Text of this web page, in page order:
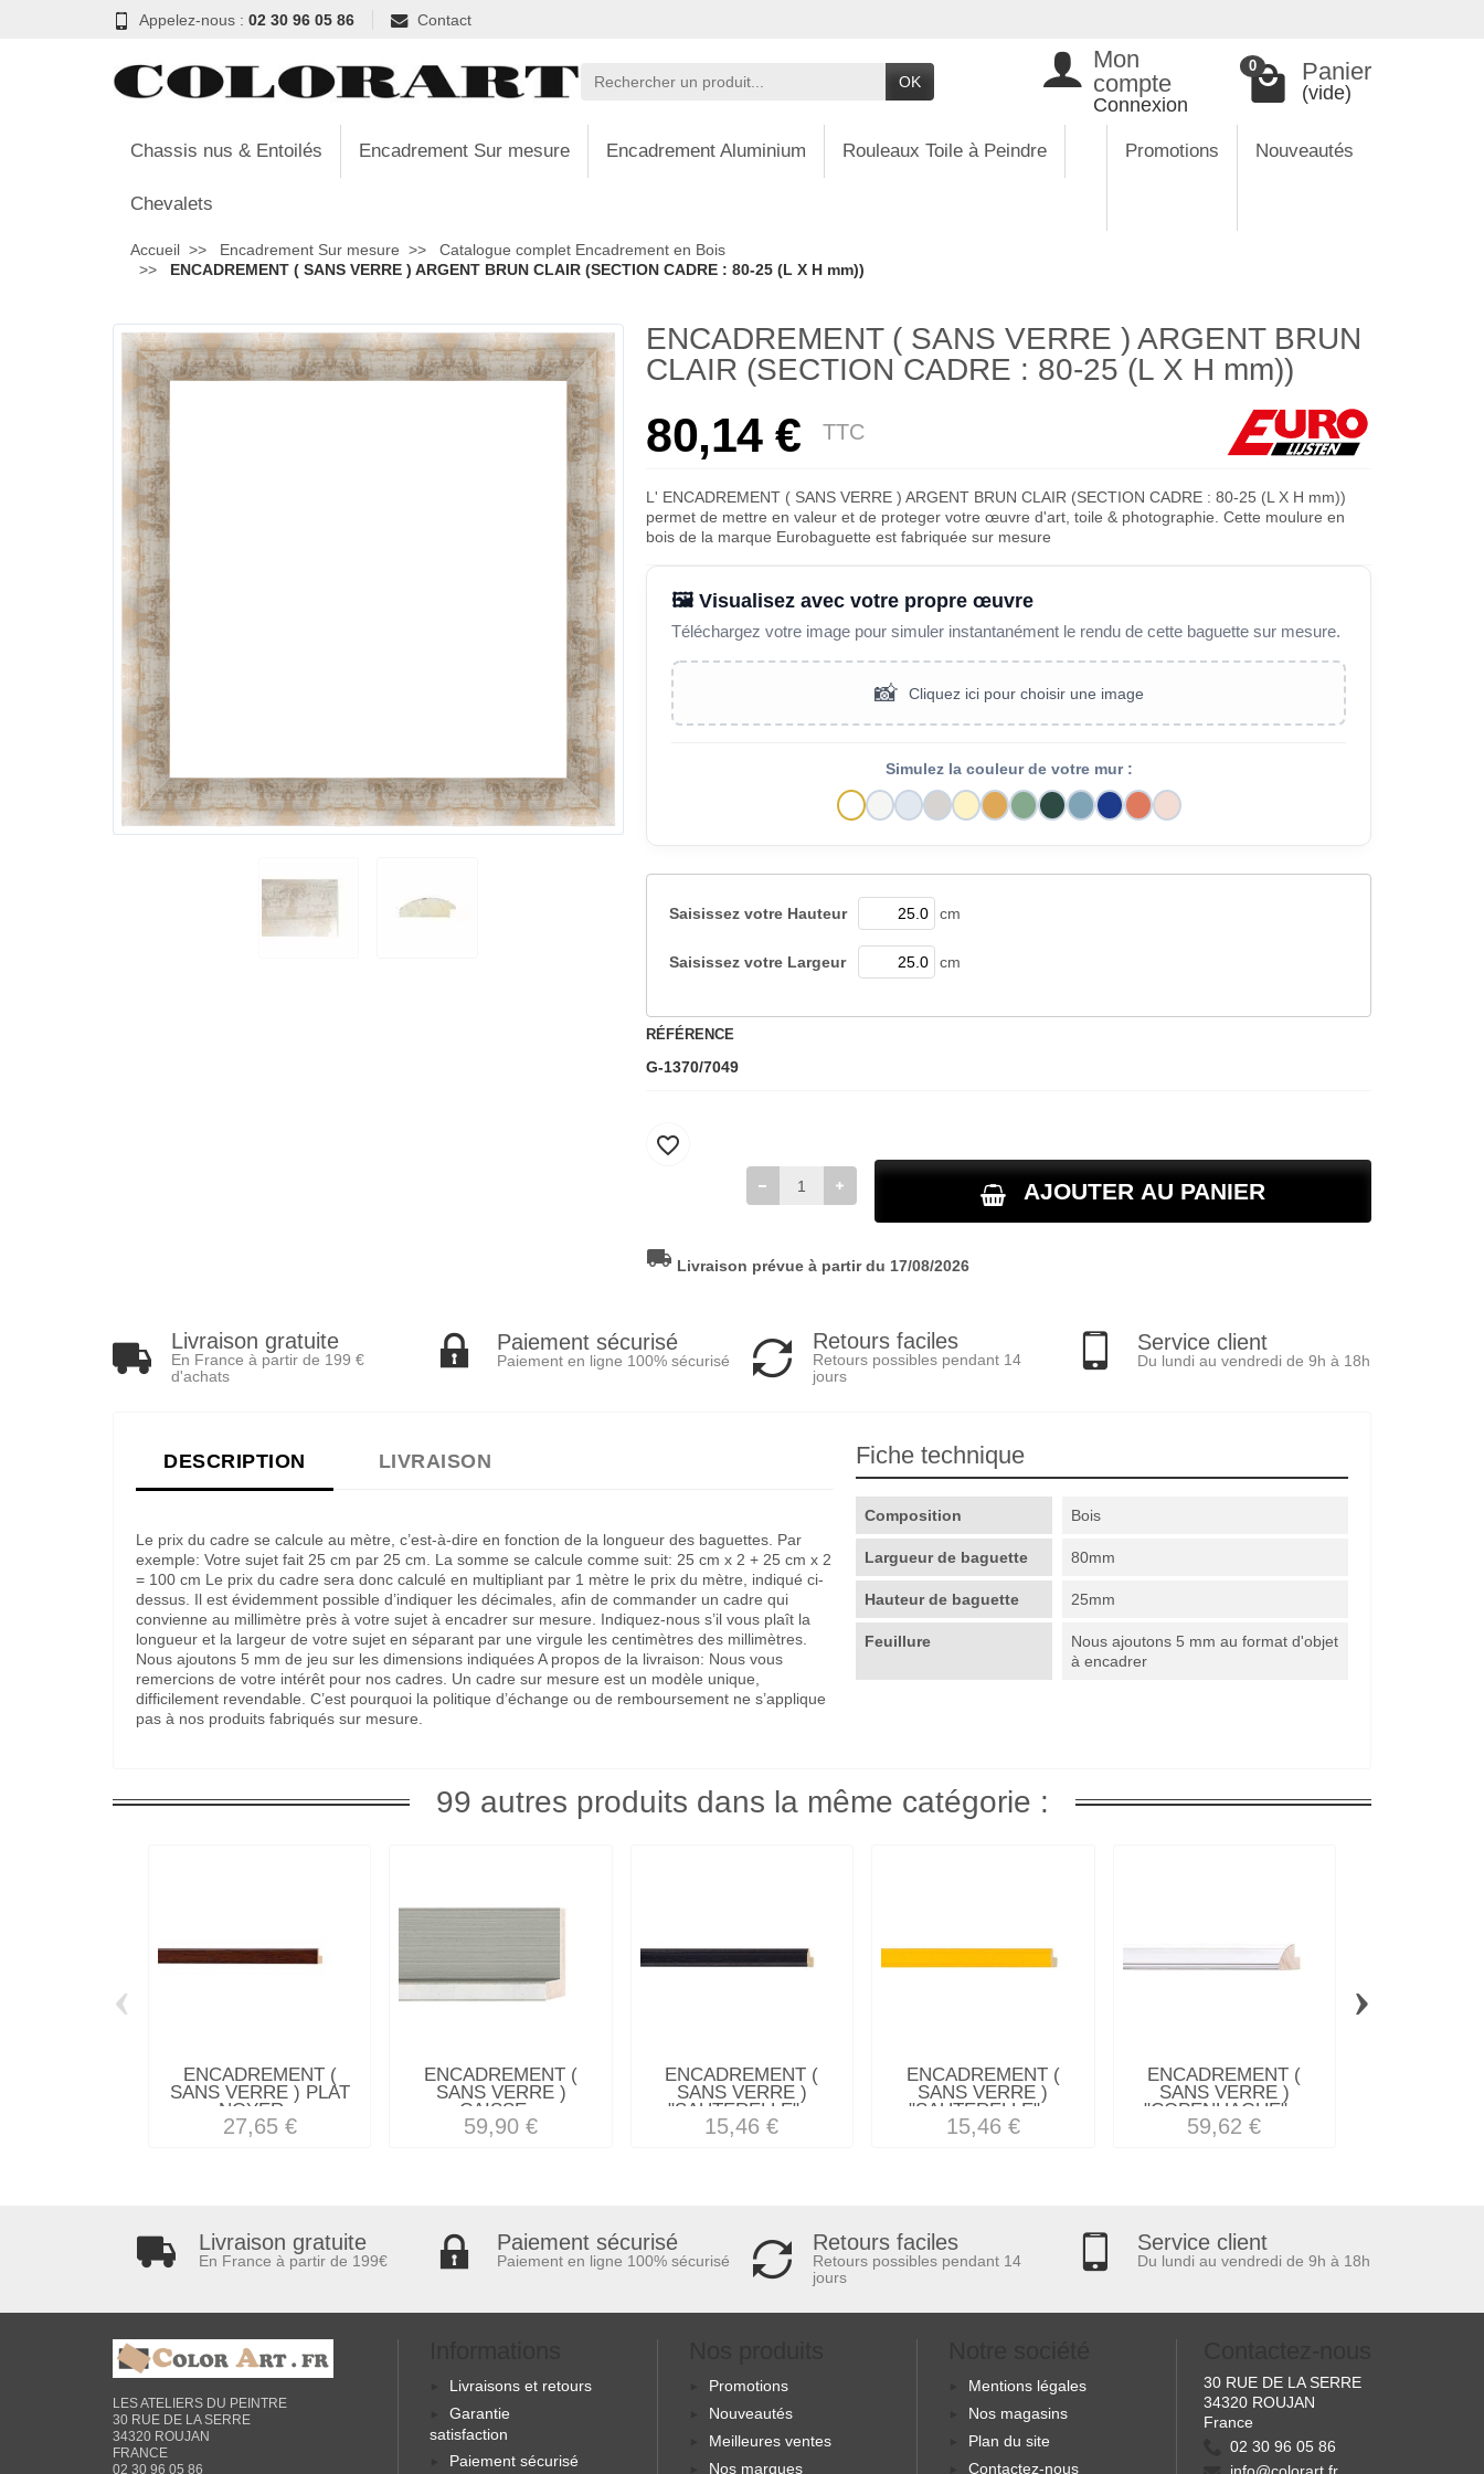
Appelez-nous : 02 30 96 05 86 Contact
OK
Mon
compte
Connexion
0 Panier
(vide)
Chassis nus & Entoilés Encadrement Sur mesure Encadrement Aluminium Rouleaux Toile à Peindre
Chevalets
Promotions Nouveautés
Accueil Encadrement Sur mesure
Catalogue complet Encadrement en Bois
ENCADREMENT ( SANS VERRE ) ARGENT BRUN CLAIR (SECTION CADRE : 80-25 (L X H mm))
ENCADREMENT ( SANS VERRE ) ARGENT BRUN
CLAIR (SECTION CADRE : 80-25 (L X H mm))
80,14 € TTC
L' ENCADREMENT ( SANS VERRE ) ARGENT BRUN CLAIR (SECTION CADRE : 80-25 (L X H mm))
permet de mettre en valeur et de proteger votre œuvre d'art, toile & photographie. Cette moulure en
bois de la marque Eurobaguette est fabriquée sur mesure
🖼️ Visualisez avec votre propre œuvre
Téléchargez votre image pour simuler instantanément le rendu de cette baguette sur mesure.
📸 Cliquez ici pour choisir une image
Simulez la couleur de votre mur :
Saisissez votre Hauteur cm
Saisissez votre Largeur cm
RÉFÉRENCE
G-1370/7049
AJOUTER AU PANIER
favorite_border
local_shipping Livraison prévue à partir du 17/08/2026
Livraison gratuite
En France à partir de 199 €
d'achats
Paiement sécurisé
Paiement en ligne 100% sécurisé
Retours faciles
Retours possibles pendant 14
jours
Service client
Du lundi au vendredi de 9h à 18h
DESCRIPTION LIVRAISON
Le prix du cadre se calcule au mètre, c’est-à-dire en fonction de la longueur des baguettes. Par
exemple: Votre sujet fait 25 cm par 25 cm. La somme se calcule comme suit: 25 cm x 2 + 25 cm x 2
= 100 cm Le prix du cadre sera donc calculé en multipliant par 1 mètre le prix du mètre, indiqué ci-
dessus. Il est évidemment possible d’indiquer les décimales, afin de commander un cadre qui
convienne au millimètre près à votre sujet à encadrer sur mesure. Indiquez-nous s’il vous plaît la
longueur et la largeur de votre sujet en séparant par une virgule les centimètres des millimètres.
Nous ajoutons 5 mm de jeu sur les dimensions indiquées A propos de la livraison: Nous vous
remercions de votre intérêt pour nos cadres. Un cadre sur mesure est un modèle unique,
difficilement revendable. C’est pourquoi la politique d’échange ou de remboursement ne s’applique
pas à nos produits fabriqués sur mesure.
Fiche technique
Composition Bois
Largueur de baguette 80mm
Hauteur de baguette 25mm
Feuillure
Nous ajoutons 5 mm au format d'objet
à encadrer
99 autres produits dans la même catégorie :
ENCADREMENT (
SANS VERRE ) PLAT
NOYER...
27,65 €
ENCADREMENT (
SANS VERRE )
CAISSE...
59,90 €
ENCADREMENT (
SANS VERRE )
"SAUTERELLE"...
15,46 €
ENCADREMENT (
SANS VERRE )
"SAUTERELLE"...
15,46 €
ENCADREMENT (
SANS VERRE )
"COPENHAGUE"...
59,62 €
‹ ›
Livraison gratuite
En France à partir de 199€
Paiement sécurisé
Paiement en ligne 100% sécurisé
Retours faciles
Retours possibles pendant 14
jours
Service client
Du lundi au vendredi de 9h à 18h
LES ATELIERS DU PEINTRE
30 RUE DE LA SERRE
34320 ROUJAN
FRANCE
02 30 96 05 86
Livraisons et retours
Garantie
satisfaction
Paiement sécurisé
Promotions
Nouveautés
Meilleures ventes
Nos marques
Mentions légales
Nos magasins
Plan du site
Contactez-nous
30 RUE DE LA SERRE
34320 ROUJAN
France
02 30 96 05 86